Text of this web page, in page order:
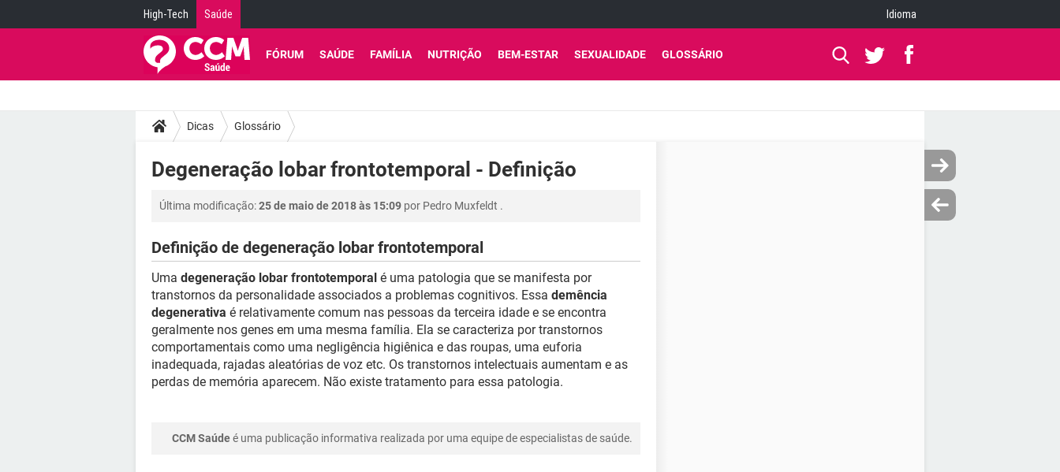
High-Tech Saúde Idioma
FÓRUM SAÚDE FAMÍLIA NUTRIÇÃO BEM-ESTAR SEXUALIDADE GLOSSÁRIO
Dicas Glossário
Degeneração lobar frontotemporal - Definição
Última modificação:25 de maio de 2018 às 15:09 por Pedro Muxfeldt .
Definição de degeneração lobar frontotemporal
Uma degeneração lobar frontotemporal é uma patologia que se manifesta por
transtornos da personalidade associados a problemas cognitivos. Essa demência
degenerativa é relativamente comum nas pessoas da terceira idade e se encontra
geralmente nos genes em uma mesma família. Ela se caracteriza por transtornos
comportamentais como uma negligência higiênica e das roupas, uma euforia
inadequada, rajadas aleatórias de voz etc. Os transtornos intelectuais aumentam e as
perdas de memória aparecem. Não existe tratamento para essa patologia.
CCM Saúdeé uma publicação informativa realizada por uma equipe de especialistas de saúde.